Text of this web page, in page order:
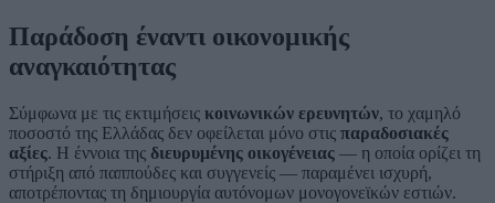
Παράδοση έναντι οικονομικής
αναγκαιότητας
Σύμφωνα με τις εκτιμήσεις κοινωνικών ερευνητών, το χαμηλό
ποσοστό της Ελλάδας δεν οφείλεται μόνο στις παραδοσιακές
αξίες. Η έννοια της διευρυμένης οικογένειας — η οποία ορίζει τη
στήριξη από παππούδες και συγγενείς — παραμένει ισχυρή,
αποτρέποντας τη δημιουργία αυτόνομων μονογονεϊκών εστιών.